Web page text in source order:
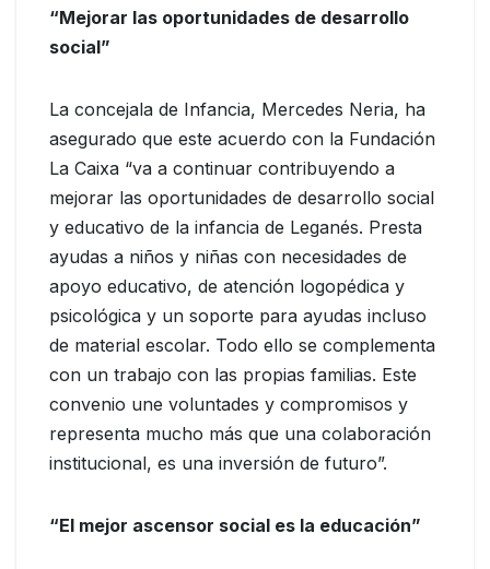
“Mejorar las oportunidades de desarrollo
social”
La concejala de Infancia, Mercedes Neria, ha
asegurado que este acuerdo con la Fundación
La Caixa “va a continuar contribuyendo a
mejorar las oportunidades de desarrollo social
y educativo de la infancia de Leganés. Presta
ayudas a niños y niñas con necesidades de
apoyo educativo, de atención logopédica y
psicológica y un soporte para ayudas incluso
de material escolar. Todo ello se complementa
con un trabajo con las propias familias. Este
convenio une voluntades y compromisos y
representa mucho más que una colaboración
institucional, es una inversión de futuro”.
“El mejor ascensor social es la educación”